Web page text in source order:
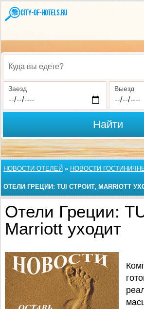
Куда вы едете?
Заезд Выезд
Найти
НОВОСТИ ОТЕЛЕЙ » НОВОСТИ
ОТЕЛИ ГРЕЦИИ: TUI СТРОИТ, MARRIOTT
Отели Греции:
Marriott уходит